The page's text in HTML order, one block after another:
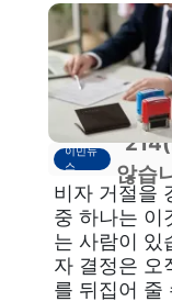
이민뉴
스
않습
비자 거절을
중 하나는 이
는 사람이 있
자 결정은 오
를 뒤집어 줄